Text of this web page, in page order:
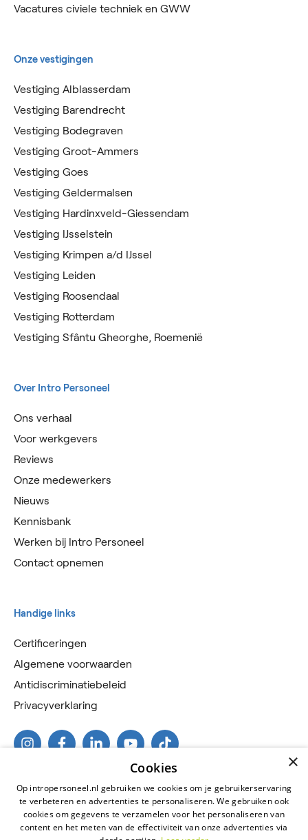
Vacatures civiele techniek en GWW
Onze vestigingen
Vestiging Alblasserdam
Vestiging Barendrecht
Vestiging Bodegraven
Vestiging Groot-Ammers
Vestiging Goes
Vestiging Geldermalsen
Vestiging Hardinxveld-Giessendam
Vestiging IJsselstein
Vestiging Krimpen a/d IJssel
Vestiging Leiden
Vestiging Roosendaal
Vestiging Rotterdam
Vestiging Sfântu Gheorghe, Roemenië
Over Intro Personeel
Ons verhaal
Voor werkgevers
Reviews
Onze medewerkers
Nieuws
Kennisbank
Werken bij Intro Personeel
Contact opnemen
Handige links
Certificeringen
Algemene voorwaarden
Antidiscriminatiebeleid
Privacyverklaring
×
Cookies
Op intropersoneel.nl gebruiken we cookies om je gebruikerservaring
te verbeteren en advertenties te personaliseren. We gebruiken ook
cookies om gegevens te verzamelen voor het personaliseren van
content en het meten van de effectiviteit van onze advertenties via